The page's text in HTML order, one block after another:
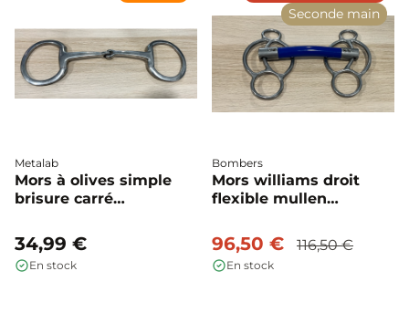
Metalab
Mors à olives simple
brisure carré
34,99 €
En stock
Bombers
Mors williams droit
flexible mullen
96,50 € 116,50 €
En stock
Seconde main